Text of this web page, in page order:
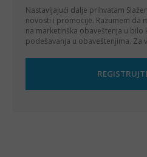
Nastavljajući dalje prihvatam
novosti i promocije. Razumem da
na marketinška obaveštenja u bilo
podešavanja u obaveštenjima. Za